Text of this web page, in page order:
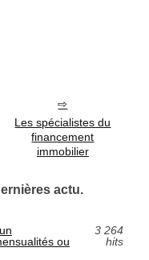
Les spécialistes du
financement
immobilier
actu.
ou
3 264
hits